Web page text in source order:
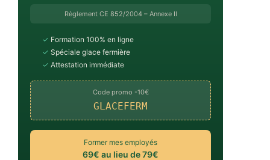
Règlement CE 852/2004 – Annexe II
✓ Formation 100% en ligne
✓ Spéciale glace fermière
✓ Attestation immédiate
Code promo -10€
GLACEFERM
Former mes employés
69€ au lieu de 79€